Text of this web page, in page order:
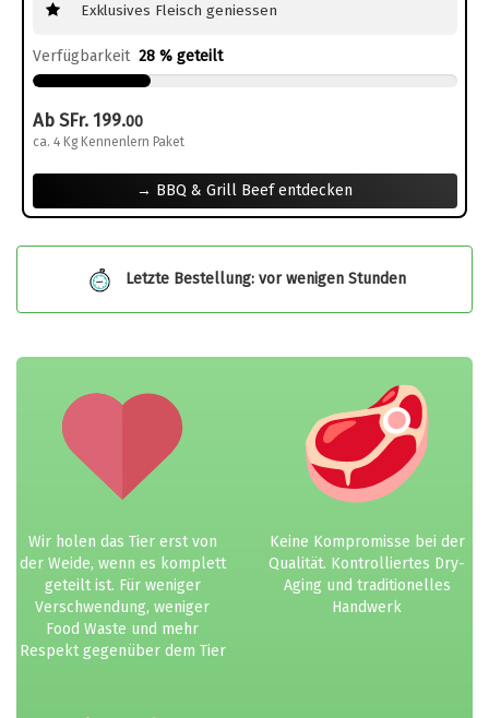
Exklusives Fleisch geniessen
Verfügbarkeit 28 % geteilt
Ab SFr. 199.00
ca. 4 Kg Kennenlern Paket
→ BBQ & Grill Beef entdecken
Letzte Bestellung: vor wenigen Stunden
Wir holen das Tier erst von
der Weide, wenn es komplett
geteilt ist. Für weniger
Verschwendung, weniger
Food Waste und mehr
Respekt gegenüber dem Tier
Keine Kompromisse bei der
Qualität. Kontrolliertes Dry-
Aging und traditionelles
Handwerk